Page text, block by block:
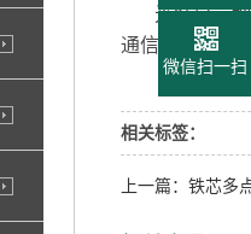
光纤是一种
通信的目的。
相关标签：
上一篇：铁芯多
微信扫一扫